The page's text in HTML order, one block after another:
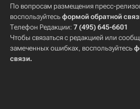
По вопросам размещения пресс-
воспользуйтесьформой обратной
Телефон Редакции: 7 (495) 645-6601
Чтобы связаться с редакцией или
замеченных ошибках, воспользуйтесь
связи.